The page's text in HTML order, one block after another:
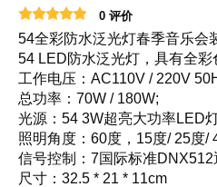
0 评价
54全彩防水泛光灯春季音乐会
54 LED防水泛光灯，具有全彩
工作电压：AC110V / 220V
总功率：70W / 180W;
光源：54 3W超亮大功率LED
照明角度：60度，15度/ 25度/
信号控制：7国际标准DNX512
尺寸：32.5 * 21 * 11cm